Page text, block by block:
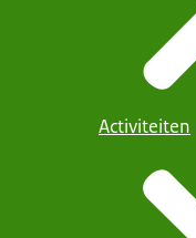
Activiteiten